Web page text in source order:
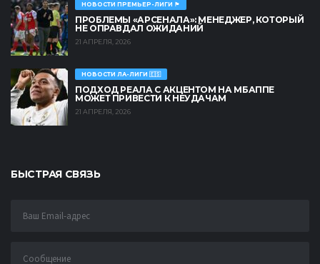
НОВОСТИ ПРЕМЬЕР-ЛИГИ 🏴󠁧󠁢󠁥󠁮󠁧󠁿
ПРОБЛЕМЫ «АРСЕНАЛА»: МЕНЕДЖЕР, КОТОРЫЙ
НЕ ОПРАВДАЛ ОЖИДАНИЙ
21 АПРЕЛЯ, 2026
НОВОСТИ ЛА-ЛИГИ 🇪🇸
ПОДХОД РЕАЛА С АКЦЕНТОМ НА МБАППЕ
МОЖЕТ ПРИВЕСТИ К НЕУДАЧАМ
21 АПРЕЛЯ, 2026
БЫСТРАЯ СВЯЗЬ